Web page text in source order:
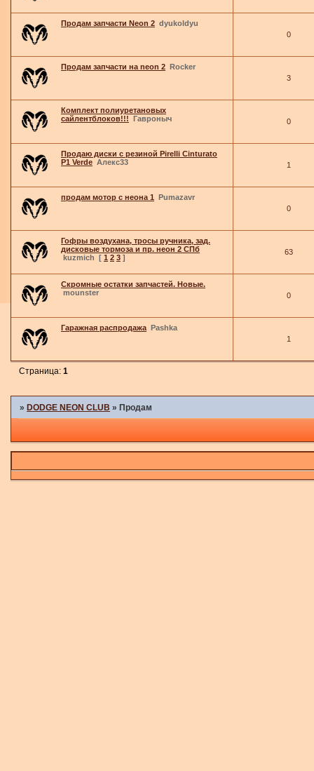
Продам запчасти Neon 2 dyukoldyu
0
Продам запчасти на neon 2 Rocker
3
Комплект полиуретановых
сайлентблоков!!! Гавроныч 0
Продаю диски с резиной Pirelli Cinturato
P1 Verde Алекс33 1
продам мотор с неона 1 Pumazavr
0
Гофры воздухана, тросы ручника, зад.
дисковые тормоза и пр. неон 2 СПб
kuzmich [ 1 2 3 ]
63
Скромные остатки запчастей. Новые.
mounster
0
Гаражная распродажа Pashka
1
Страница:1
» DODGE NEON CLUB » Продам